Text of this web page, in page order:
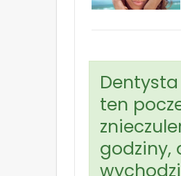
ten
godziny,